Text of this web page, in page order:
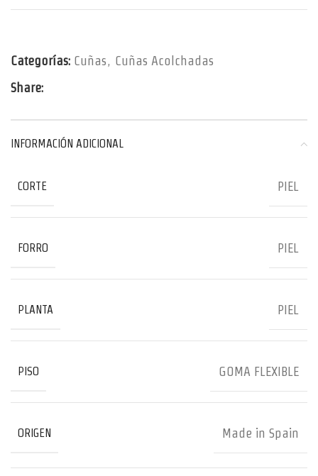
Categorías: Cuñas, Cuñas Acolchadas
Share:
INFORMACIÓN ADICIONAL
CORTE PIEL
FORRO PIEL
PLANTA PIEL
PISO GOMA FLEXIBLE
ORIGEN Made in Spain